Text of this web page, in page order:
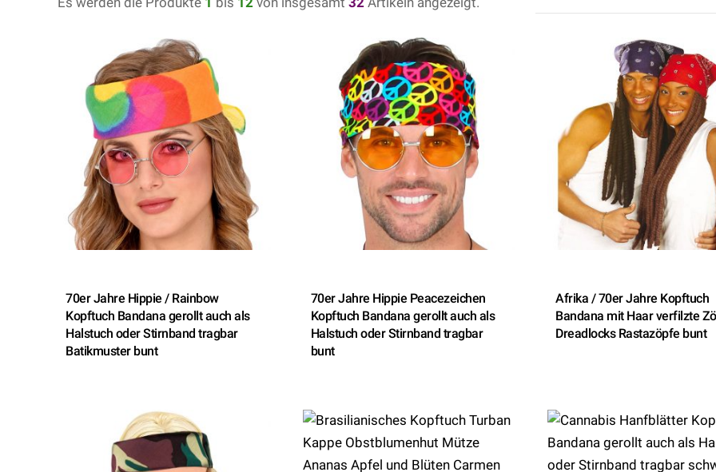
70er Jahre Hippie / Rainbow
Kopftuch Bandana gerollt auch als
Halstuch oder Stirnband tragbar
Batikmuster bunt
70er Jahre Hippie Peacezeichen
Kopftuch Bandana gerollt auch als
Halstuch oder Stirnband tragbar
bunt
Afrika / 70er Jahre Kopftuch
Bandana mit Haar verfilzte
Dreadlocks Rastazöpfe bunt